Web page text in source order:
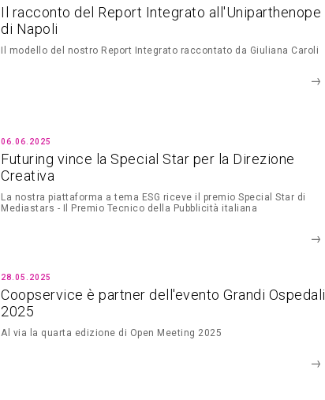
Il racconto del Report Integrato all'Uniparthenope
di Napoli
Il modello del nostro Report Integrato raccontato da Giuliana Caroli
06.06.2025
Futuring vince la Special Star per la Direzione
Creativa
La nostra piattaforma a tema ESG riceve il premio Special Star di
Mediastars - Il Premio Tecnico della Pubblicità italiana
28.05.2025
Coopservice è partner dell'evento Grandi Ospedali
2025
Al via la quarta edizione di Open Meeting 2025